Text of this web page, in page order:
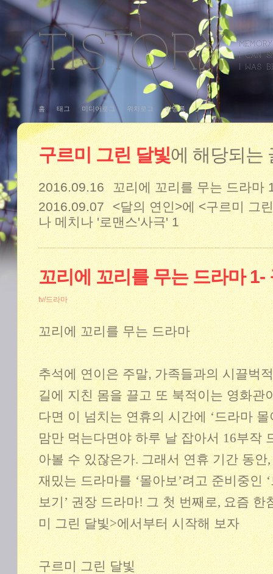
홈 태그 미디어로그 위치로그 방명록
구르미 그린 달빛에 해당되는
2016.09.16 꼬리에 꼬리를 무는 드라마
2016.09.07 <달의 연인>에 <구르미 그
나 메치나 '로맨스'사극' 1
꼬리에 꼬리를 무는 드라마 1-
tv/드라마
꼬리에 꼬리를 무는 드라마
추석에 연이은 주말, 가족들과의 시끌벅
길에 지친 몸을 끌고 또 북적이는 영화관
다면 이 넘치는 연휴의 시간에‘드라마
맘만 먹는다면야 하루 날 잡아서16부작
아볼 수 있잖은가.그래서 연휴 기간 동안,
재밌는 드라마를‘몰아보’려고 준비중인‘
보기’권장 드라마!그 첫 번째로,요즘 한
미 그린 달빛>에서부터 시작해 보자
구르미 그린 달빛